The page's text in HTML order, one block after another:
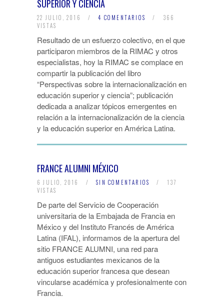
SUPERIOR Y CIENCIA
22 JULIO, 2016 / 4 COMENTARIOS /
366
VISTAS
Resultado de un esfuerzo colectivo, en el que
participaron miembros de la RIMAC y otros
especialistas, hoy la RIMAC se complace en
compartir la publicación del libro
“Perspectivas sobre la internacionalización en
educación superior y ciencia”; publicación
dedicada a analizar tópicos emergentes en
relación a la internacionalización de la ciencia
y la educación superior en América Latina.
FRANCE ALUMNI MÉXICO
6 JULIO, 2016 / SIN COMENTARIOS /
137
VISTAS
De parte del Servicio de Cooperación
universitaria de la Embajada de Francia en
México y del Instituto Francés de América
Latina (IFAL), informamos de la apertura del
sitio FRANCE ALUMNI, una red para
antiguos estudiantes mexicanos de la
educación superior francesa que desean
vincularse académica y profesionalmente con
Francia.